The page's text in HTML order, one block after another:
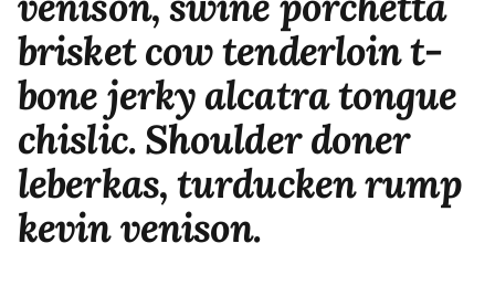
brisket cow tenderloin t-
bone jerky alcatra tongue
chislic. Shoulder doner
leberkas, turducken rump
kevin venison.